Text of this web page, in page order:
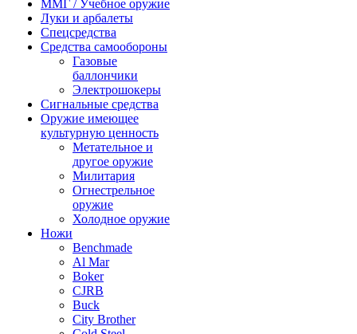
ММГ / Учебное оружие
Луки и арбалеты
Спецсредства
Средства самообороны
Газовые
баллончики
Электрошокеры
Сигнальные средства
Оружие имеющее
культурную ценность
Метательное и
другое оружие
Милитария
Огнестрельное
оружие
Холодное оружие
Ножи
Benchmade
Al Mar
Boker
CJRB
Buck
City Brother